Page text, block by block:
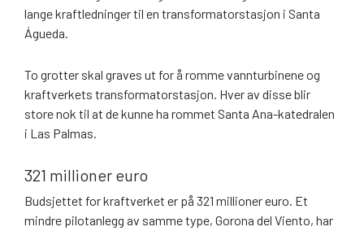
lange kraftledninger til en transformatorstasjon i Santa
Águeda.
To grotter skal graves ut for å romme vannturbinene og
kraftverkets transformatorstasjon. Hver av disse blir
store nok til at de kunne ha rommet Santa Ana-katedralen
i Las Palmas.
321 millioner euro
Budsjettet for kraftverket er på 321 millioner euro. Et
mindre pilotanlegg av samme type, Gorona del Viento, har